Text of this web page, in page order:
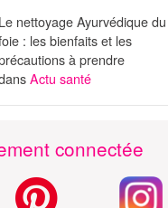
Le nettoyage Ayurvédique du
: les bienfaits et les
à prendre
Actu santé
connectée